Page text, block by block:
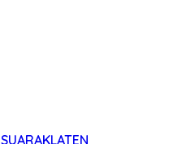
SUARAKLATEN